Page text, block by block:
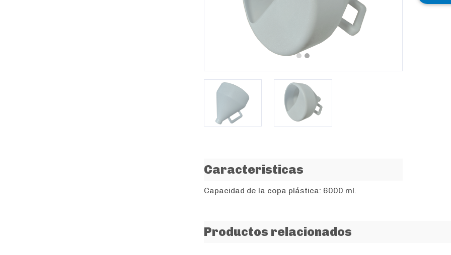
Caracteristicas
Capacidad de la copa plástica: 6000 ml.
Productos relacionados